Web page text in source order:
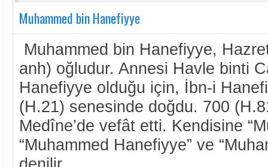
Muhammed bin Hanefiyye
Muhammed bin Hanefiyye,
anh) oğludur. Annesi Havle binti
Hanefiyye olduğu için, İbn-i
(H.21) senesinde doğdu. 700
Medîne’de vefât etti. Kendisine
“Muhammed Hanefiyye” ve